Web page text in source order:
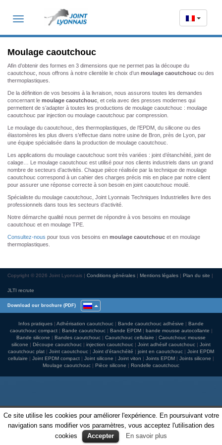
Toggle
Moulage caoutchouc
Afin d’obtenir des formes en 3 dimensions que ne permet pas la découpe du
caoutchouc, nous offrons à notre clientèle le choix d’un moulage caoutchouc ou des
thermoplastiques.
De la définition de vos besoins à la livraison, nous assurons toutes les demandes
concernant le moulage caoutchouc , et cela avec des presses modernes qui
permettent de s’adapter à toutes les productions de moulage caoutchouc : moulage
caoutchouc par injection ou moulage caoutchouc par compression.
Le moulage du caoutchouc, des thermoplastiques, de l’EPDM, du silicone ou des
élastomères les plus divers s’effectue dans notre usine de Bron, près de Lyon, par
une équipe spécialisée dans la production de moulage caoutchouc.
Les applications du moulage caoutchouc sont très variées : joint d’étanchéité, joint de
calage… Le moulage caoutchouc est utilisé pour nos clients industriels dans un grand
nombre de secteurs d’activités. Chaque pièce réalisée par la technique de moulage
caoutchouc correspond à un cahier des charges précis mis en place par notre client
pour assurer une réponse correcte à son besoin en joint caoutchouc moulé.
Spécialiste du moulage caoutchouc, Joint Lyonnais Techniques Industrielles livre des
professionnels dans tous les secteurs d’activité.
Notre démarche qualité nous permet de répondre à vos besoins en moulage
caoutchouc et en moulage TPE.
Consultez-nous pour tous vos besoins en moulage caoutchouc et en moulage
thermoplastiques.
Copyright © 2026 Joint Lyonnais Conditions générales Mentions légales Plan du site
JLTI recrute
Download our brochure (PDF)
Infos pratiques Adhérisation caoutchouc Bande caoutchouc adhésive
Bande
caoutchouc compact
Bande caoutchouc Bande EPDM
bande mousse autocollante
Bande silicone
Bandes caoutchouc Caoutchouc cellulaire
Caoutchouc mousse
silicone
Découpe caoutchouc injection caoutchouc Joint adhésif caoutchouc
Joint
caoutchouc plat
Joint caoutchouc Joint d’étanchéité joint en caoutchouc
Joint EPDM
cellulaire
Joint EPDM compact Joint silicone Joint viton Joints EPDM
Joints silicone
Moulage caoutchouc
Pièce silicone Rondelle caoutchouc
Ce site utilise les cookies pour améliorer l'expérience. En poursuivant votre
navigation sans modifier vos paramètres, vous acceptez l'utilisation des
cookies
Accepter En savoir plus